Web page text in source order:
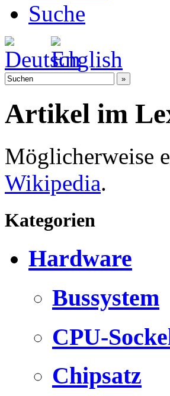
Suche
Artikel im
Möglicherweise
Wikipedia.
Kategorien
Hardware
Bussystem
CPU-
Chipsatz